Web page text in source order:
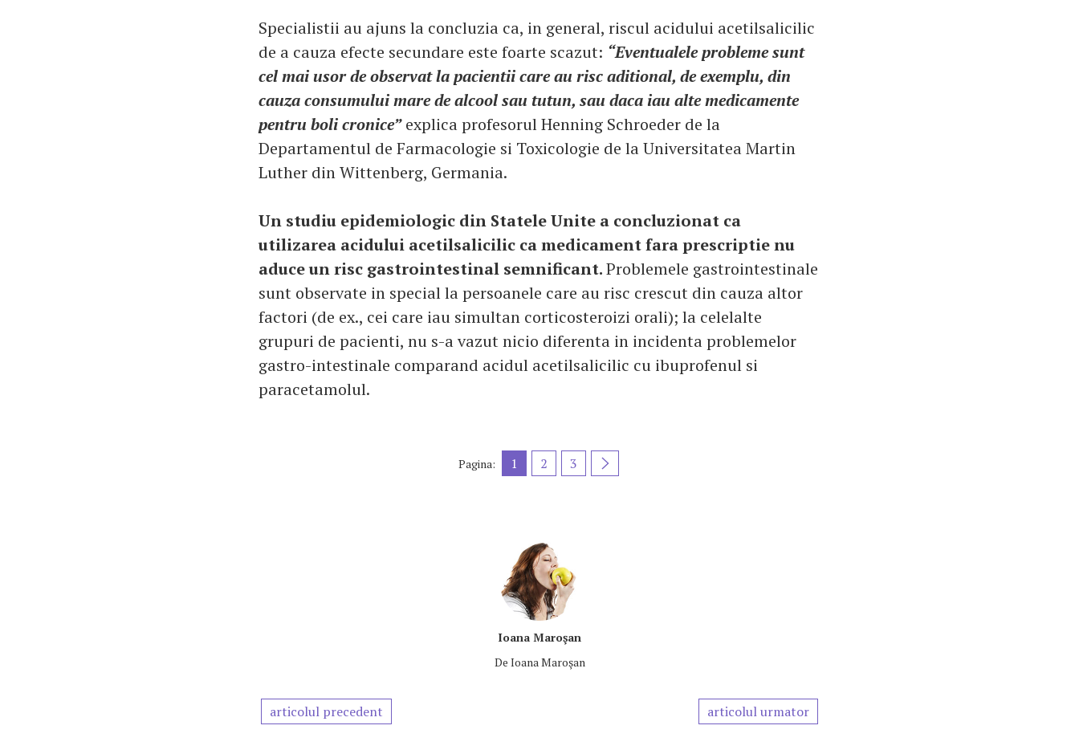
Specialistii au ajuns la concluzia ca, in general, riscul acidului acetilsalicilic
de a cauza efecte secundare este foarte scazut: “Eventualele probleme sunt
cel mai usor de observat la pacientii care au risc aditional, de exemplu, din
cauza consumului mare de alcool sau tutun, sau daca iau alte medicamente
pentru boli cronice”explica profesorul Henning Schroeder de la
Departamentul de Farmacologie si Toxicologie de la Universitatea Martin
Luther din Wittenberg, Germania.
Un studiu epidemiologic din Statele Unite a concluzionat ca
utilizarea acidului acetilsalicilic ca medicament fara prescriptie nu
aduce un risc gastrointestinal semnificant.Problemele gastrointestinale
sunt observate in special la persoanele care au risc crescut din cauza altor
factori (de ex., cei care iau simultan corticosteroizi orali); la celelalte
grupuri de pacienti, nu s-a vazut nicio diferenta in incidenta problemelor
gastro-intestinale comparand acidul acetilsalicilic cu ibuprofenul si
paracetamolul.
Pagina: 1 2 3
Ioana Maroşan
De Ioana Maroşan
articolul precedent articolul urmator